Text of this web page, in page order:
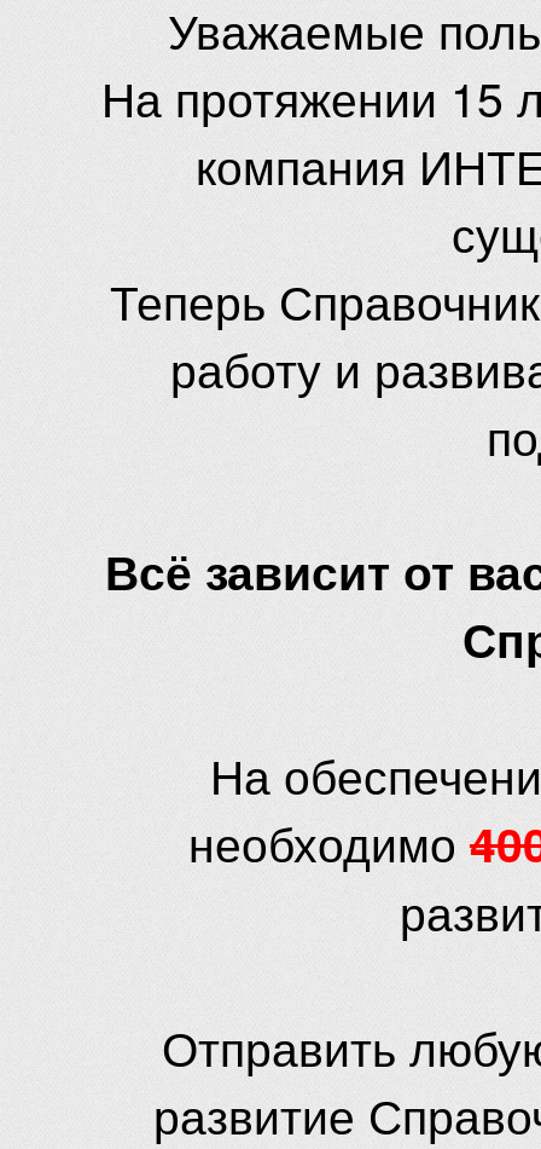
Уважаемые
На протяжении 15
компания
Теперь
работу и
Всё зависит от
На
необходимо
Отправить
развитие